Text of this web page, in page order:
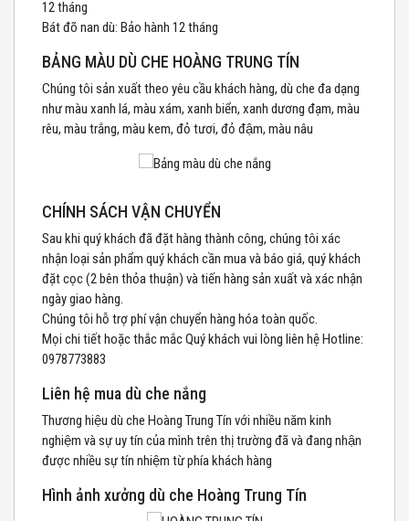
12 tháng
Bát đõ nan dù: Bảo hành 12 tháng
BẢNG MÀU DÙ CHE HOÀNG TRUNG TÍN
Chúng tôi sản xuất theo yêu cầu khách hàng, dù che đa dạng
như màu xanh lá, màu xám, xanh biển, xanh dương đạm, màu
rêu, màu trắng, màu kem, đỏ tươi, đỏ đậm, màu nâu
CHÍNH SÁCH VẬN CHUYỂN
Sau khi quý khách đã đặt hàng thành công, chúng tôi xác
nhận loại sản phẩm quý khách cần mua và báo giá, quý khách
đặt cọc (2 bên thỏa thuận) và tiến hàng sản xuất và xác nhận
ngày giao hàng.
Chúng tôi hỗ trợ phí vận chuyển hàng hóa toàn quốc.
Mọi chi tiết hoặc thắc mắc Quý khách vui lòng liên hệ Hotline:
0978773883
Liên hệ mua dù che nắng
Thương hiệu dù che Hoàng Trung Tín với nhiều năm kinh
nghiệm và sự uy tín của mình trên thị trường đã và đang nhận
được nhiều sự tín nhiệm từ phía khách hàng
Hình ảnh xưởng dù che Hoàng Trung Tín